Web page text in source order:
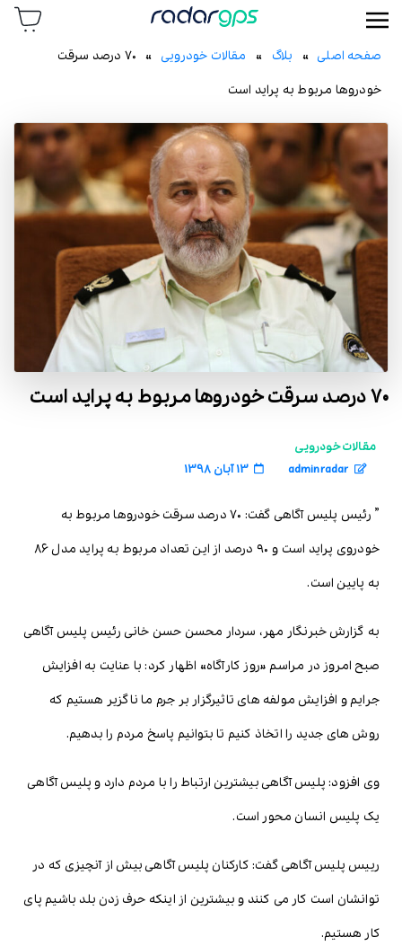
رادار جی پی اس
صفحه اصلی» بلاگ » مقالات خودرویی
» ۷۰ درصد سرقت
خودروها مربوط به پراید است
۷۰ درصد سرقت خودروها مربوط به پراید است
مقالات خودرویی
13 آبان 1398
” رئیس پلیس آگاهی گفت: ۷۰ درصد سرقت خودروها مربوط به
خودروی پراید است و ۹۰ درصد از این تعداد مربوط به پراید مدل ۸۶
به پایین است.
به گزارش خبرنگار مهر، سردار محسن حسن خانی رئیس پلیس آگاهی
صبح امروز در مراسم «روز کارآگاه» اظهار کرد: با عنایت به افزایش
جرایم و افزایش مولفه های تاثیرگزار بر جرم ما ناگزیر هستیم که
روش های جدید را اتخاذ کنیم تا بتوانیم پاسخ مردم را بدهیم.
وی افزود: پلیس آگاهی بیشترین ارتباط را با مردم دارد و پلیس آگاهی
یک پلیس انسان محور است.
رییس پلیس آگاهی گفت: کارکنان پلیس آگاهی بیش از آنچیزی که در
توانشان است کار می کنند و بیشترین از اینکه حرف زدن بلد باشیم پای
کار هستیم.